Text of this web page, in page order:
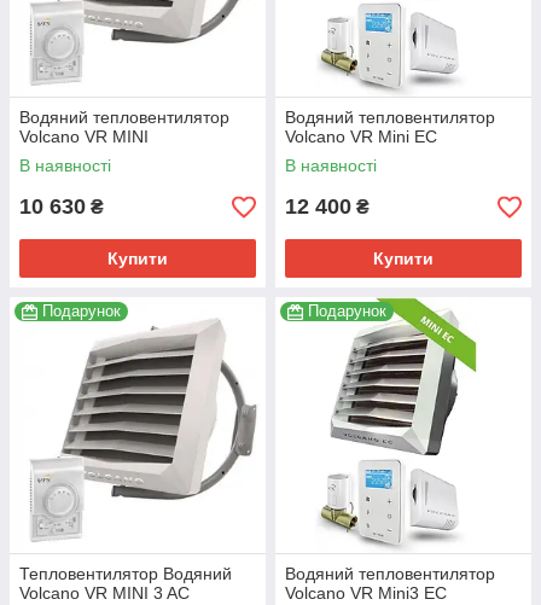
Водяний тепловентилятор
Volcano VR MINI
В наявності
10 630 ₴
Купити
Водяний тепловентилятор
Volcano VR Mini EC
В наявності
12 400 ₴
Купити
Подарунок
Тепловентилятор Водяний
Volcano VR MINI 3 AC
Подарунок
Водяний тепловентилятор
Volcano VR Mini3 EC